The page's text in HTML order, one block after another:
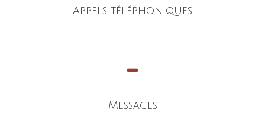
Appels téléphoniques
-
Messages